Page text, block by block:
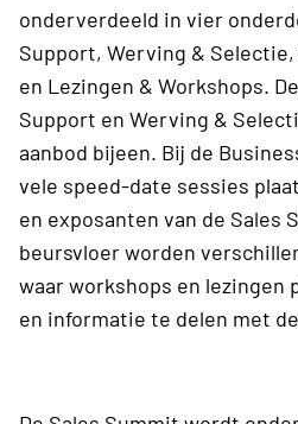
onderverdeeld in vier
Support, Werving &
en Lezingen & Workshops.
Support en Werving &
aanbod bijeen. Bij de
vele speed-date sessies
en exposanten van de Sales
beursvloer worden
waar workshops en lezingen
en informatie te delen met